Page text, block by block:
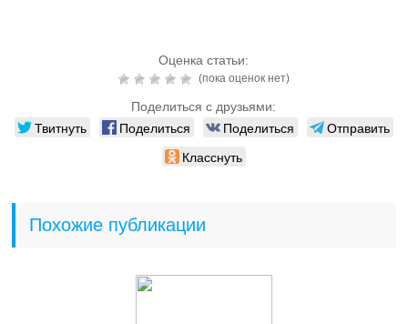
Оценка статьи:
(пока оценок нет)
Поделиться с друзьями:
Твитнуть Поделиться Поделиться
Отправить
Класснуть
Похожие публикации